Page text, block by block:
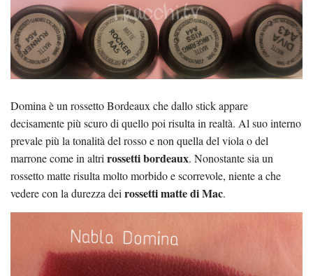
Domina è un rossetto Bordeaux che dallo stick appare
decisamente più scuro di quello poi risulta in realtà. Al suo interno
prevale più la tonalità del rosso e non quella del viola o del
marrone come in altri rossetti bordeaux. Nonostante sia un
rossetto matte risulta molto morbido e scorrevole, niente a che
vedere con la durezza dei rossetti matte di Mac.